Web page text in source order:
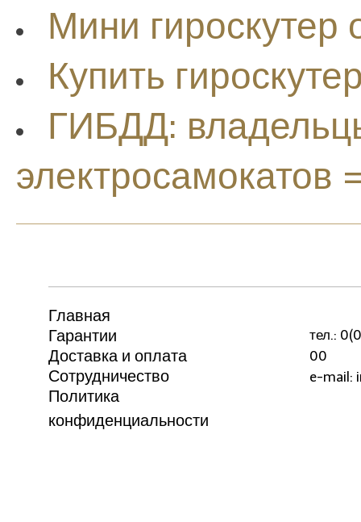
Мини гироскутер
Купить
ГИБДД:
электросамокатов
Главная
Гарантии
Доставка и оплата
Сотрудничество
Политика
конфиденциальности
тел.:
00
e-mail: